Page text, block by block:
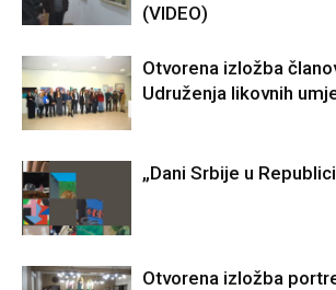
(VIDEO)
Otvorena izložba
Udruženja likovnih
„Dani Srbije u
Otvorena izložba